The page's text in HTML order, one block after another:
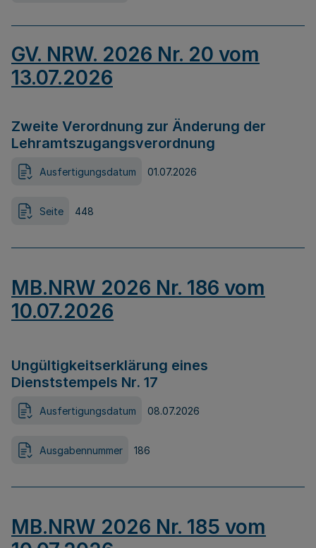
GV. NRW. 2026 Nr. 20 vom
13.07.2026
Zweite Verordnung zur Änderung der
Lehramtszugangsverordnung
Ausfertigungsdatum 01.07.2026
Seite 448
MB.NRW 2026 Nr. 186 vom
10.07.2026
Ungültigkeitserklärung eines
Dienststempels Nr. 17
Ausfertigungsdatum 08.07.2026
Ausgabennummer 186
MB.NRW 2026 Nr. 185 vom